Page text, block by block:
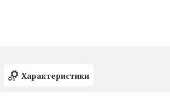
Характеристики